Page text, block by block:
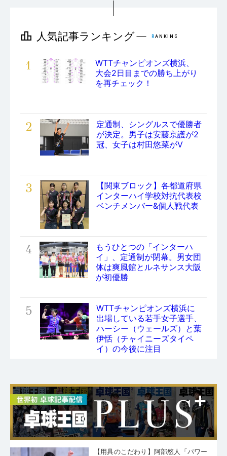
1
WTTチャンピオンズ横浜、
大会2日目までの勝ち上がり
を再チェック！
2
定通制、シングルスで優勝者
が決定。男子は安藤京護が2
冠、女子は村田悠菜がV
3
【関東ブロック】各都道府県
インターハイ学校対抗代表校
ベンチメンバー&個人戦代表
4
もうひとつの「インターハ
イ」、定通制が閉幕。男女団
体は爽風館とルネサンス大阪
が初優勝
5
WTTチャンピオンズ横浜に
出場している若手女子選手、
ハーシー（ウェールズ）と葉
伊恬（チャイニーズタイペ
イ）の今後に注目
【用具のこだわり】阿部悠人「パワー